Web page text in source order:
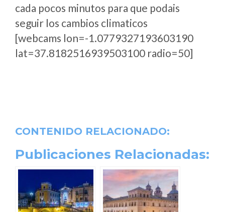
cada pocos minutos para que podais
seguir los cambios climaticos
[webcams lon=-1.0779327193603190
lat=37.8182516939503100 radio=50]
CONTENIDO RELACIONADO:
Publicaciones Relacionadas: